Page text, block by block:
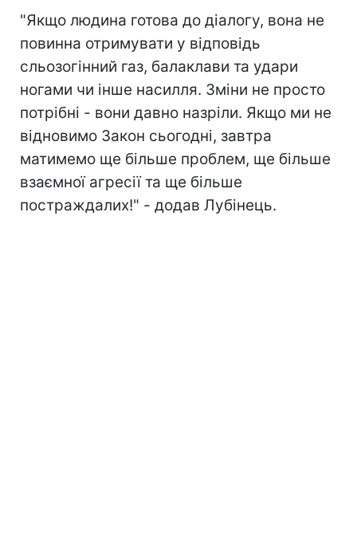
"Якщо людина готова до діалогу, вона не
повинна отримувати у відповідь
сльозогінний газ, балаклави та удари
ногами чи інше насилля. Зміни не просто
потрібні - вони давно назріли. Якщо ми не
відновимо Закон сьогодні, завтра
матимемо ще більше проблем, ще більше
взаємної агресії та ще більше
постраждалих!" - додав Лубінець.